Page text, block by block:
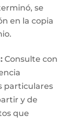
se
en la copia
:Consulte con
particulares
y de
que